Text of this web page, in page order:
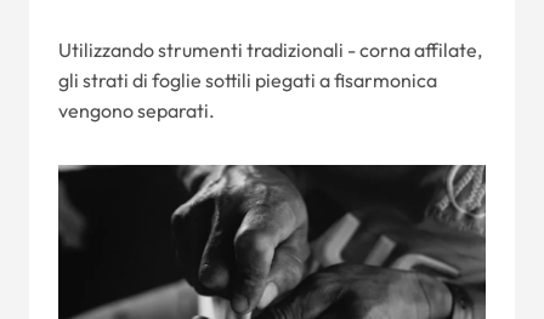
Utilizzando strumenti tradizionali - corna affilate,
gli strati di foglie sottili piegati a fisarmonica
vengono separati.